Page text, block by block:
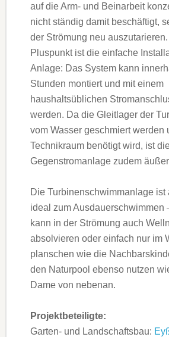
auf die Arm- und Beinarbeit
nicht ständig damit beschäftigt,
der Strömung neu
Pluspunkt ist die einfache
Anlage: Das System kann
Stunden montiert und mit einem
haushaltsüblichen
werden. Da die Gleitlager der
vom Wasser geschmiert werden
Technikraum benötigt wird, ist
Gegenstromanlage zudem
Die Turbinenschwimmanlage ist
ideal zum Ausdauerschwimmen
kann in der Strömung auch
absolvieren oder einfach nur im
planschen wie die
den Naturpool ebenso nutzen
Dame von nebenan.
Projektbeteiligte:
Garten- und Landschaftsbau: